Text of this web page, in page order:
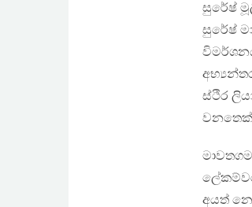
සුරේෂ්
සුරේෂ්
ස්ථිර
වනතෙක්
අයත්